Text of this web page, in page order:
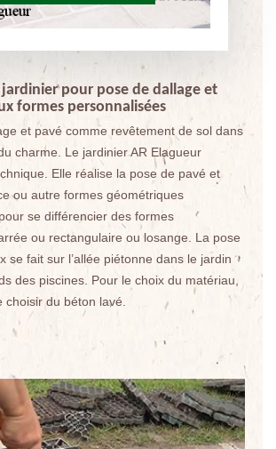
jardinier pour pose de dallage et
formes personnalisées
et pavé comme revêtement de sol dans
charme. Le jardinier AR Elagueur
Elle réalise la pose de pavé et
ou autre formes géométriques
se différencier des formes
ou rectangulaire ou losange. La pose
se fait sur l’allée piétonne dans le jardin
des piscines. Pour le choix du matériau,
choisir du béton lavé.